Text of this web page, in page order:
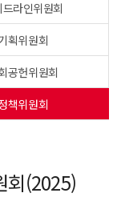
라인위원회
획위원회
공헌위원회
책위원회
회(2025)